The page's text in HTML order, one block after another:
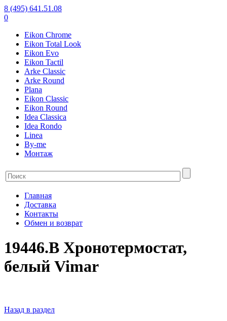
8 (495) 641.51.08
0
Eikon Chrome
Eikon Total Look
Eikon Evo
Eikon Tactil
Arke Classic
Arke Round
Plana
Eikon Classic
Eikon Round
Idea Classica
Idea Rondo
Linea
By-me
Монтаж
Главная
Доставка
Контакты
Обмен и возврат
19446.B Хронотермостат,
белый Vimar
Назад в раздел